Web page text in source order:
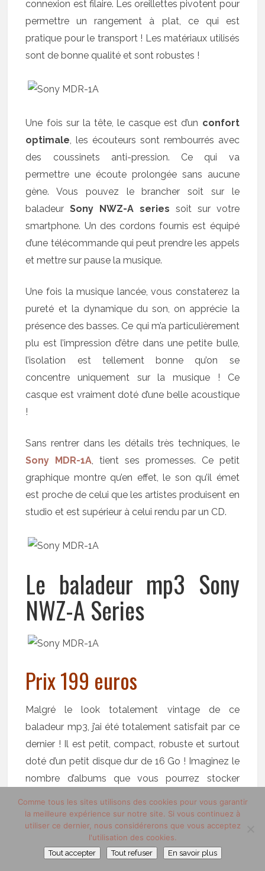
connexion est filaire. Les oreillettes pivotent pour
permettre un rangement à plat, ce qui est
pratique pour le transport ! Les matériaux utilisés
sont de bonne qualité et sont robustes !
Une fois sur la tête, le casque est d’un confort
optimale , les écouteurs sont rembourrés avec
des coussinets anti-pression. Ce qui va
permettre une écoute prolongée sans aucune
gène. Vous pouvez le brancher soit sur le
baladeur Sony NWZ-A series soit sur votre
smartphone. Un des cordons fournis est équipé
d’une télécommande qui peut prendre les appels
et mettre sur pause la musique.
Une fois la musique lancée, vous constaterez la
pureté et la dynamique du son, on apprécie la
présence des basses. Ce qui m’a particulièrement
plu est l’impression d’être dans une petite bulle,
l’isolation est tellement bonne qu’on se
concentre uniquement sur la musique ! Ce
casque est vraiment doté d’une belle acoustique
!
Sans rentrer dans les détails très techniques, le
Sony MDR-1A , tient ses promesses. Ce petit
graphique montre qu’en effet, le son qu’il émet
est proche de celui que les artistes produisent en
studio et est supérieur à celui rendu par un CD.
Le baladeur mp3 Sony
NWZ-A Series
Prix 199 euros
Malgré le look totalement vintage de ce
baladeur mp3, j’ai été totalement satisfait par ce
dernier ! Il est petit, compact, robuste et surtout
doté d’un petit disque dur de 16 Go ! Imaginez le
nombre d’albums que vous pourrez stocker
la possibilité d’ajouter de la mémoire
supplémentaire en insérant une carte SD. Très
pratique, car cette grande capacité de stockage
Comme tous les sites utilisons des cookies pour vous garantir
la meilleure expérience sur notre site. Si vous continuez à
utiliser ce dernier, nous considérerons que vous acceptez
l'utilisation des cookies.
Tout accepter Tout refuser En savoir plus